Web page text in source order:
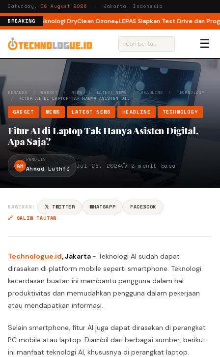
Saturday,08 August 2026 · Jakarta, Indonesia
BREAKING
dengan Teknologi DryClean Ozone LEPAS Siapkan Test Drive dan
⌕ ☰
BERANDA / GADGET/ NEWS /LATEST NEWS/HEADLINE /TECHNOLOGY
/
FITUR AI DI LAPTOP TAK HANYA ASISTEN DI…
GADGET NEWS LATEST NEWS HEADLINE TECHNOLOGY
Fitur AI di Laptop Tak Hanya Asisten Digital,
Apa Saja?
AH
PENULIS
Ahmad Luthfi Jul 26, 2024⏱ 2 menit baca
BAGIKAN: 𝕏 TWITTER WHATSAPP
FACEBOOK
🔗 SALIN TAUTAN
Technologue.id, Jakarta - Teknologi AI sudah dapat
dirasakan di platform mobile seperti smartphone. Teknologi
kecerdasan buatan ini membantu pengguna dalam hal
produktivitas dan memudahkan pengguna dalam pekerjaan
atau mendapatkan informasi.
Selain smartphone, fitur AI juga dapat dirasakan di perangkat
PC mobile atau laptop. Diambil dari berbagai sumber, berikut
ini manfaat teknologi AI, khususnya di perangkat laptop.